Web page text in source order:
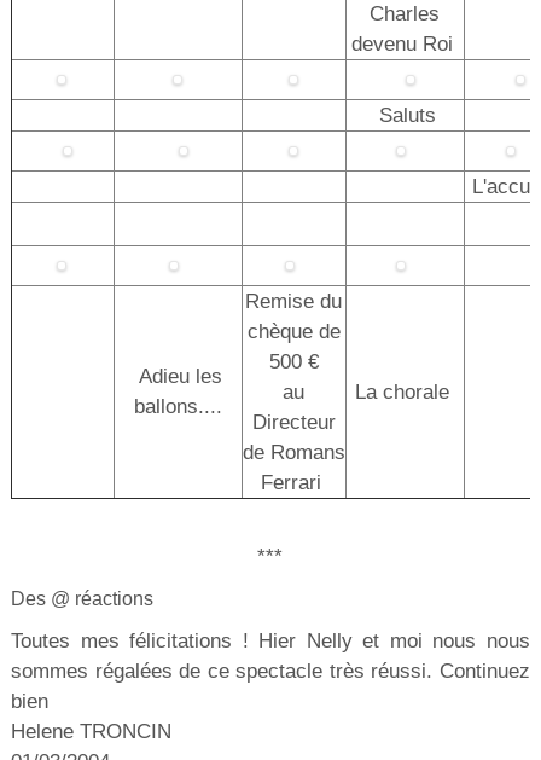
Charles
devenu Roi
Saluts
Adieu les
ballons....
Remise du
chèque de
500 €
au
Directeur
de Romans
Ferrari
La chorale
***
Des @ réactions
Toutes mes félicitations ! Hier Nelly et moi nous nous
sommes régalées de ce spectacle très réussi. Continuez
bien
Helene TRONCIN